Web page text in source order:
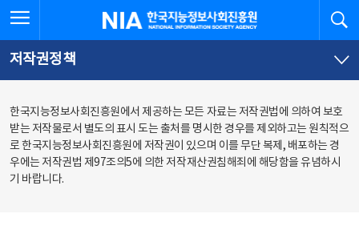
문
로
가
체
뉴
바
가
한국지능정보사회진흥원
저작권정책
한국지능정보사회진흥원에서 제공하는 모든 자료는 저작권법에 의하여 보호
받는 저작물로서 별도의 표시 도는 출처를 명시한 경우를 제외하고는 원칙적으
로 한국지능정보사회진흥원에 저작권이 있으며 이를 무단 복제, 배포하는 경
우에는 저작권법 제97조의5에 의한 저작재산권침해죄에 해당함을 유념하시
기 바랍니다.